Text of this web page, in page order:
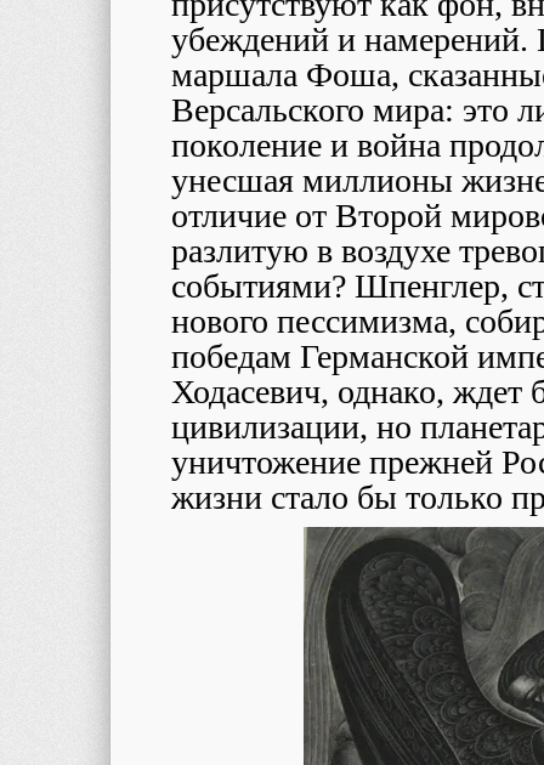
убеждений и намерений.
маршала Фоша,
Версальского мира: это
поколение и война
унесшая миллионы
отличие от Второй
разлитую в воздухе
событиями? Шпенглер,
нового пессимизма,
победам Германской
Ходасевич, однако, ждет
цивилизации, но
уничтожение прежней
жизни стало бы только